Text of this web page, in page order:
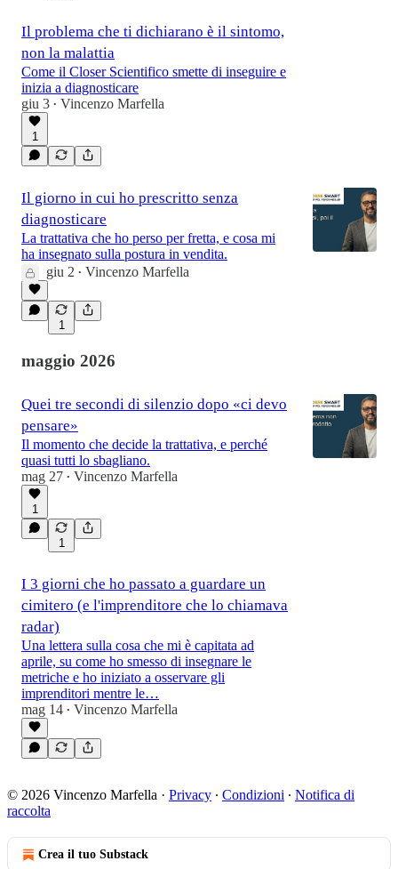
Il problema che ti dichiarano è il sintomo,
non la malattia
Come il Closer Scientifico smette di inseguire e
inizia a diagnosticare
giu 3 • Vincenzo Marfella
1
Il giorno in cui ho prescritto senza
diagnosticare
La trattativa che ho perso per fretta, e cosa mi
ha insegnato sulla postura in vendita.
giu 2 • Vincenzo Marfella
1
maggio 2026
Quei tre secondi di silenzio dopo «ci devo
pensare»
Il momento che decide la trattativa, e perché
quasi tutti lo sbagliano.
mag 27 • Vincenzo Marfella
1
1
I 3 giorni che ho passato a guardare un
cimitero (e l'imprenditore che lo chiamava
radar)
Una lettera sulla cosa che mi è capitata ad
aprile, su come ho smesso di insegnare le
metriche e ho iniziato a osservare gli
imprenditori mentre le…
mag 14 • Vincenzo Marfella
© 2026 Vincenzo Marfella · Privacy ∙ Condizioni ∙ Notifica di
raccolta
Crea il tuo Substack